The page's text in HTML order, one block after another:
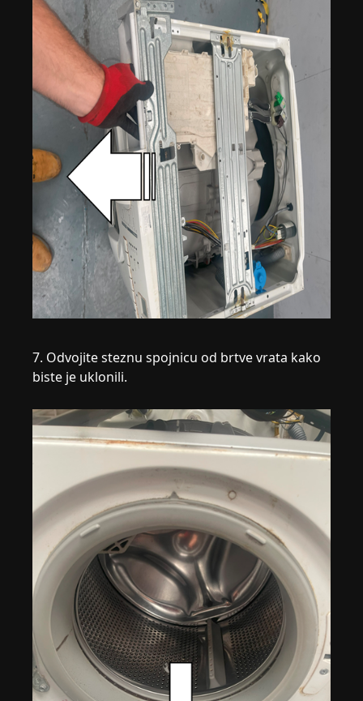
7. Odvojite steznu spojnicu od brtve vrata kako
biste je uklonili.